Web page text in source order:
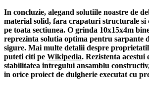
In concluzie, alegand solutiile noastre de
material solid, fara crapaturi structurale si
pe toata sectiunea. O grinda 10x15x4m
reprezinta solutia optima pentru sarpante
sigure. Mai multe detalii despre
puteti citi pe Wikipedia. Rezistenta acestui
stabilitatea intregului ansamblu
in orice proiect de dulgherie executat cu